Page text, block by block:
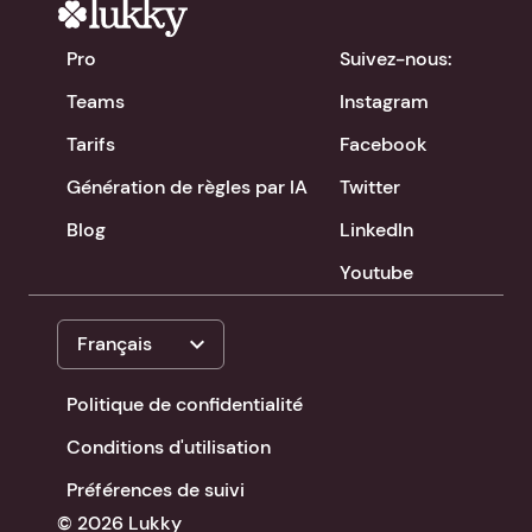
Pro
Teams
Tarifs
Génération de règles par IA
Blog
Suivez-nous:
Instagram
Facebook
Twitter
LinkedIn
Youtube
Français expand_more
Politique de confidentialité
Conditions d'utilisation
Préférences de suivi
© 2026 Lukky